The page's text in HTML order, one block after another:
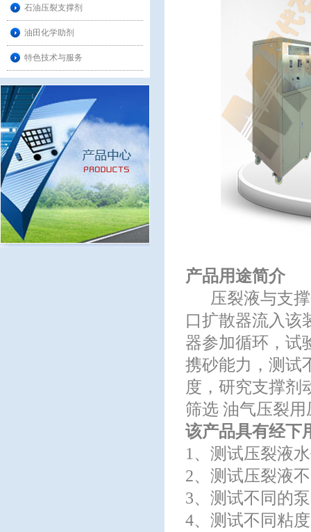
石油压裂支撑剂
油田化学助剂
特色技术与服务
产品用途简介
压裂液与支撑
口扩散器流入该
器参加循环，试
携砂能力，测试
度，研究支撑剂
筛选 油气压裂
该产品具有经下
1、测试压裂液
2、测试压裂液
3、测试不同的
4、测试不同粘